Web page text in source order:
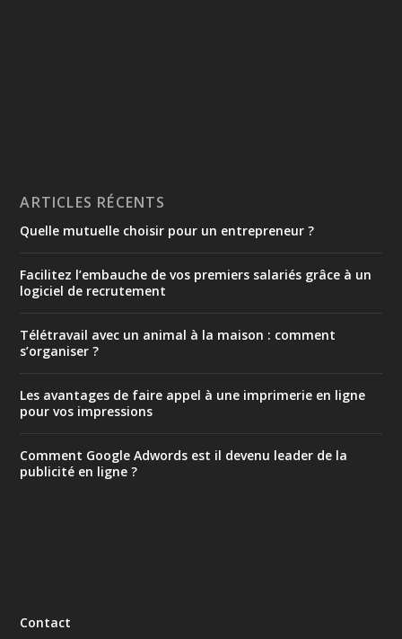
ARTICLES RÉCENTS
Quelle mutuelle choisir pour un entrepreneur ?
Facilitez l’embauche de vos premiers salariés grâce à un
logiciel de recrutement
Télétravail avec un animal à la maison : comment
s’organiser ?
Les avantages de faire appel à une imprimerie en ligne
pour vos impressions
Comment Google Adwords est il devenu leader de la
publicité en ligne ?
Contact